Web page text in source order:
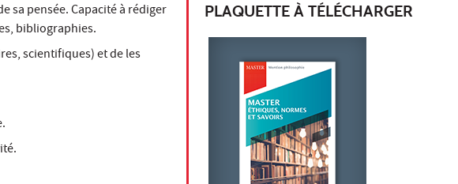
sa pensée. Capacité à rédiger
bibliographies.
scientifiques) et de les
PLAQUETTE À TÉLÉCHARGER